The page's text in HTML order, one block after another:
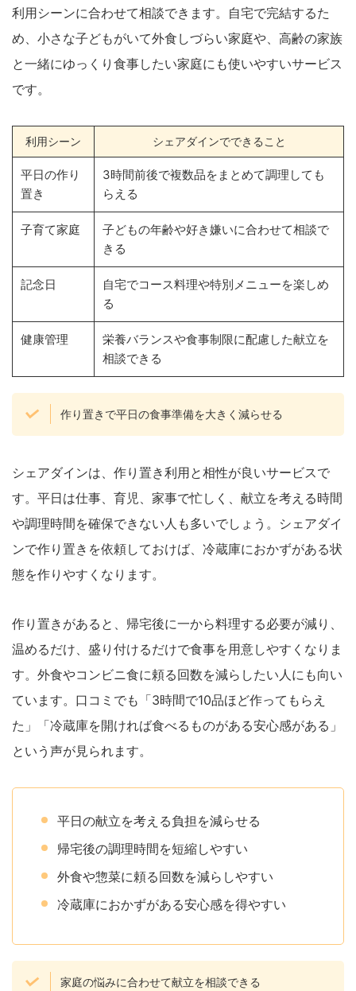
利用シーンに合わせて相談できます。自宅で完結するた
め、小さな子どもがいて外食しづらい家庭や、高齢の家族
と一緒にゆっくり食事したい家庭にも使いやすいサービス
です。
利用シーン シェアダインでできること
平日の作り
置き
3時間前後で複数品をまとめて調理しても
らえる
子育て家庭
子どもの年齢や好き嫌いに合わせて相談で
きる
記念日
自宅でコース料理や特別メニューを楽しめ
る
健康管理
栄養バランスや食事制限に配慮した献立を
相談できる
作り置きで平日の食事準備を大きく減らせる
シェアダインは、作り置き利用と相性が良いサービスで
す。平日は仕事、育児、家事で忙しく、献立を考える時間
や調理時間を確保できない人も多いでしょう。シェアダイ
ンで作り置きを依頼しておけば、冷蔵庫におかずがある状
態を作りやすくなります。
作り置きがあると、帰宅後に一から料理する必要が減り、
温めるだけ、盛り付けるだけで食事を用意しやすくなりま
す。外食やコンビニ食に頼る回数を減らしたい人にも向い
ています。口コミでも「3時間で10品ほど作ってもらえ
た」「冷蔵庫を開ければ食べるものがある安心感がある」
という声が見られます。
平日の献立を考える負担を減らせる
帰宅後の調理時間を短縮しやすい
外食や惣菜に頼る回数を減らしやすい
冷蔵庫におかずがある安心感を得やすい
家庭の悩みに合わせて献立を相談できる